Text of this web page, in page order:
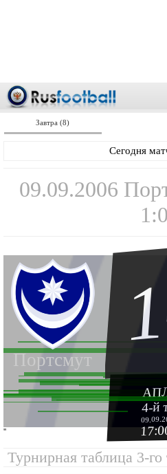
Завтра (8)
Сегодня
09.09.2006
1:0
Портсмут
4-й
''
Турнирная таблица 3-го